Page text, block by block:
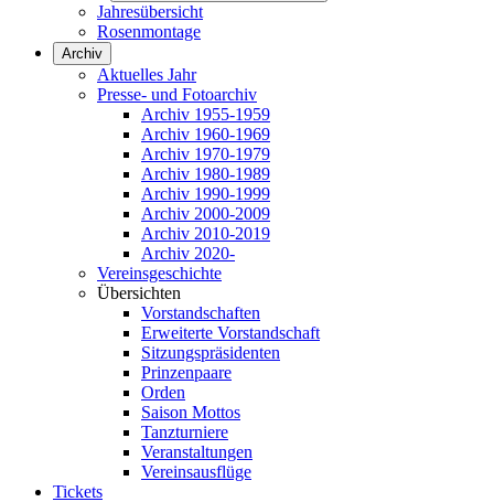
Jahresübersicht
Rosenmontage
Archiv
Aktuelles Jahr
Presse- und Fotoarchiv
Archiv 1955-1959
Archiv 1960-1969
Archiv 1970-1979
Archiv 1980-1989
Archiv 1990-1999
Archiv 2000-2009
Archiv 2010-2019
Archiv 2020-
Vereinsgeschichte
Übersichten
Vorstandschaften
Erweiterte Vorstandschaft
Sitzungspräsidenten
Prinzenpaare
Orden
Saison Mottos
Tanzturniere
Veranstaltungen
Vereinsausflüge
Tickets